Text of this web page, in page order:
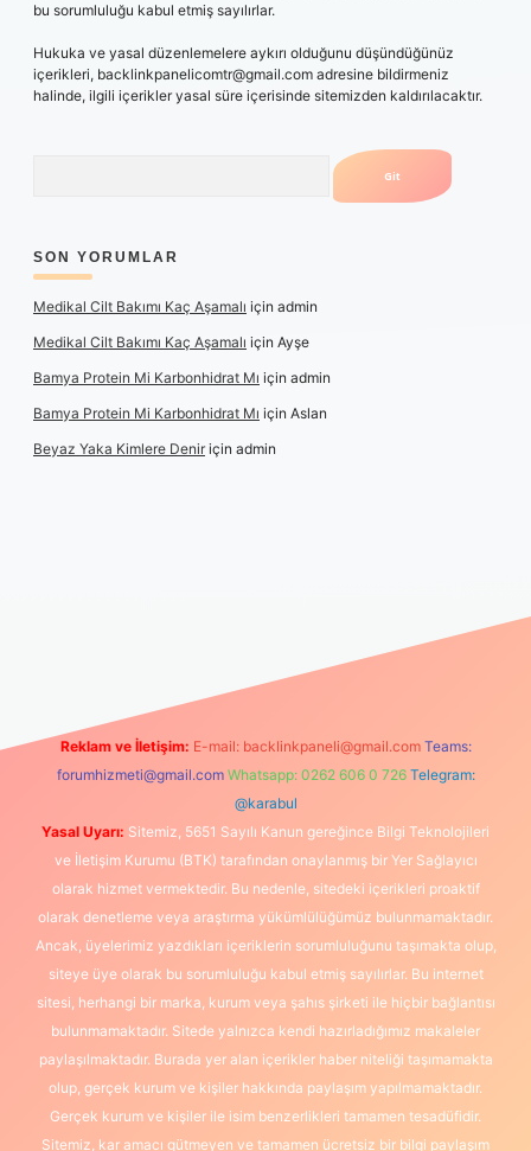
bu sorumluluğu kabul etmiş sayılırlar.
Hukuka ve yasal düzenlemelere aykırı olduğunu düşündüğünüz
içerikleri, backlinkpanelicomtr@gmail.com adresine bildirmeniz
halinde, ilgili içerikler yasal süre içerisinde sitemizden kaldırılacaktır.
SON YORUMLAR
Medikal Cilt Bakımı Kaç Aşamalı için admin
Medikal Cilt Bakımı Kaç Aşamalı için Ayşe
Bamya Protein Mi Karbonhidrat Mı için admin
Bamya Protein Mi Karbonhidrat Mı için Aslan
Beyaz Yaka Kimlere Deniriçin admin
Reklam ve İletişim: E-mail: backlinkpaneli@gmail.com Teams:
forumhizmeti@gmail.com Whatsapp: 0262 606 0 726 Telegram:
@karabul
Yasal Uyarı: Sitemiz, 5651 Sayılı Kanun gereğince Bilgi Teknolojileri
ve İletişim Kurumu (BTK) tarafından onaylanmış bir Yer Sağlayıcı
olarak hizmet vermektedir. Bu nedenle, sitedeki içerikleri proaktif
olarak denetleme veya araştırma yükümlülüğümüz bulunmamaktadır.
Ancak, üyelerimiz yazdıkları içeriklerin sorumluluğunu taşımakta olup,
siteye üye olarak bu sorumluluğu kabul etmiş sayılırlar. Bu internet
sitesi, herhangi bir marka, kurum veya şahıs şirketi ile hiçbir bağlantısı
bulunmamaktadır. Sitede yalnızca kendi hazırladığımız makaleler
paylaşılmaktadır. Burada yer alan içerikler haber niteliği taşımamakta
olup, gerçek kurum ve kişiler hakkında paylaşım yapılmamaktadır.
Gerçek kurum ve kişiler ile isim benzerlikleri tamamen tesadüfidir.
Sitemiz, kar amacı gütmeyen ve tamamen ücretsiz bir bilgi paylaşım